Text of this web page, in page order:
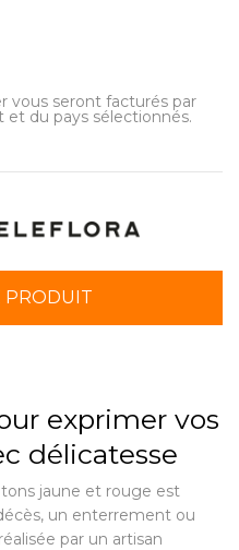
vous seront facturés par
du pays sélectionnés.
PRODUIT
exprimer vos
délicatesse
jaune et rouge est
un enterrement ou
par un artisan